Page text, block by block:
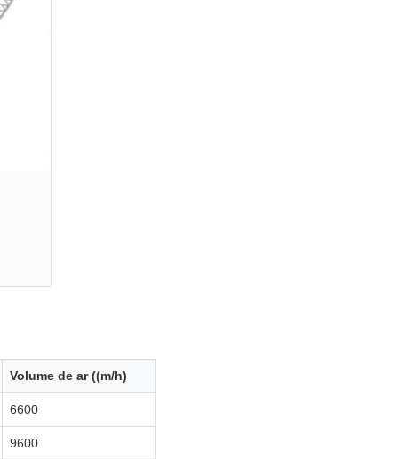
Volume de ar ((m/h)
6600
9600